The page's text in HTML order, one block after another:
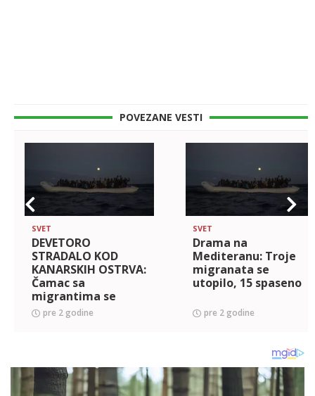
POVEZANE VESTI
SVET
DEVETORO
STRADALO KOD
KANARSKIH OSTRVA:
Čamac sa
migrantima se
prevrnuo tokom
akcije spasavanja
pre 2 godine
SVET
Drama na
Mediteranu: Troje
migranata se
utopilo, 15 spaseno
pre 2 godine